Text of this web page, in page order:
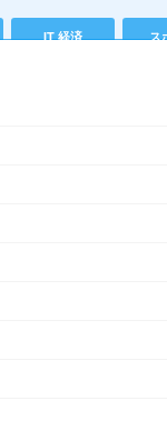
IT 経済 ス